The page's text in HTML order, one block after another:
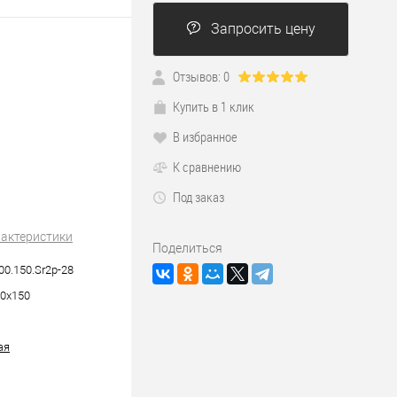
28
Запросить цену
Отзывов: 0
Купить в 1 клик
В избранное
К сравнению
Под заказ
Поделиться